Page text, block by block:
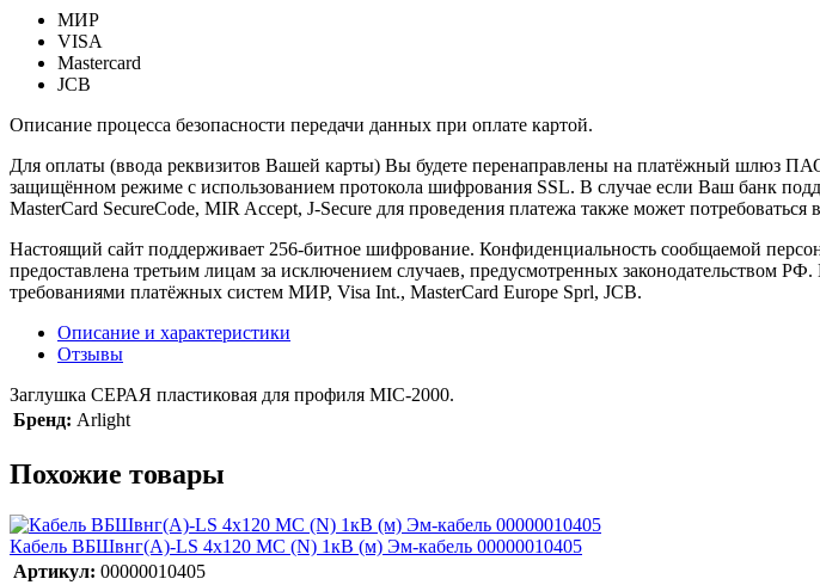
МИР
VISA
Mastercard
JCB
Описание процесса безопасности передачи данных при оплате картой.
Для оплаты (ввода реквизитов Вашей карты) Вы будете перенаправлены на платёжный шлюз
защищённом режиме с использованием протокола шифрования SSL. В случае если Ваш банк
MasterCard SecureCode, MIR Accept, J-Secure для проведения платежа также может потребоваться
Настоящий сайт поддерживает 256-битное шифрование. Конфиденциальность сообщаемой
предоставлена третьим лицам за исключением случаев, предусмотренных законодательством
требованиями платёжных систем МИР, Visa Int., MasterCard Europe Sprl, JCB.
Описание и характеристики
Отзывы
Заглушка СЕРАЯ пластиковая для профиля MIC-2000.
Бренд: Arlight
Похожие товары
Кабель ВБШвнг(А)-LS 4х120 МС (N) 1кВ (м) Эм-кабель 00000010405
Артикул: 00000010405